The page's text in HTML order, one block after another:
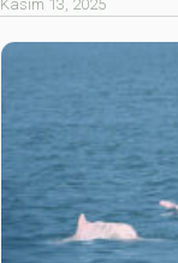
Kasım 13, 2025